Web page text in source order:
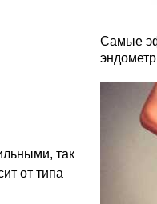
так
от типа
Самые